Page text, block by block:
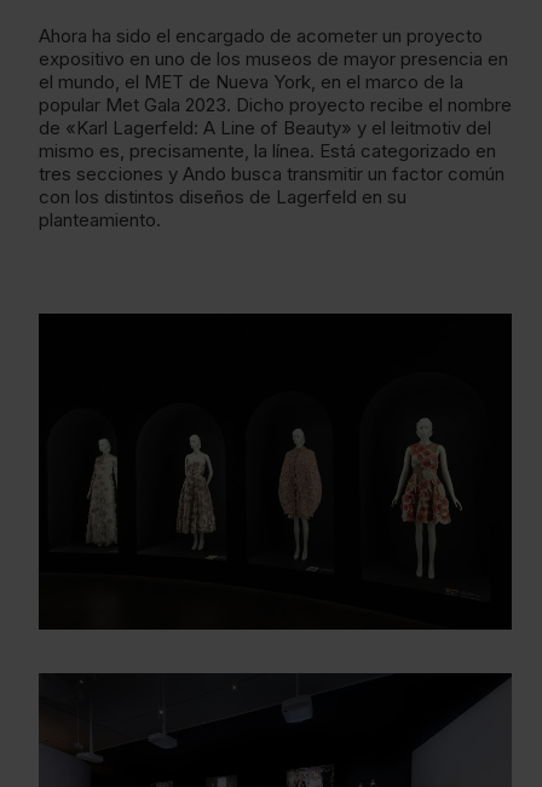
Ahora ha sido el encargado de acometer un proyecto
expositivo en uno de los museos de mayor presencia en
el mundo, el MET de Nueva York, en el marco de la
popular Met Gala 2023. Dicho proyecto recibe el nombre
de «Karl Lagerfeld: A Line of Beauty» y el leitmotiv del
mismo es, precisamente, la línea. Está categorizado en
tres secciones y Ando busca transmitir un factor común
con los distintos diseños de Lagerfeld en su
planteamiento.